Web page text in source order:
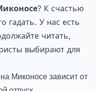
? К счастью
гадать. У нас есть
читать,
выбирают для
Миконосе зависит от